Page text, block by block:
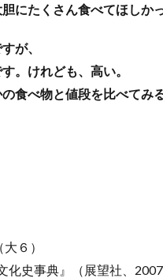
にたくさん食べてほしか
が、
。けれども、高い。
食べ物と値段を比べてみ
６）
史事典』（展望社、2007